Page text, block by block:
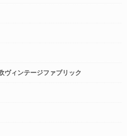
ヴィンテージファブリック